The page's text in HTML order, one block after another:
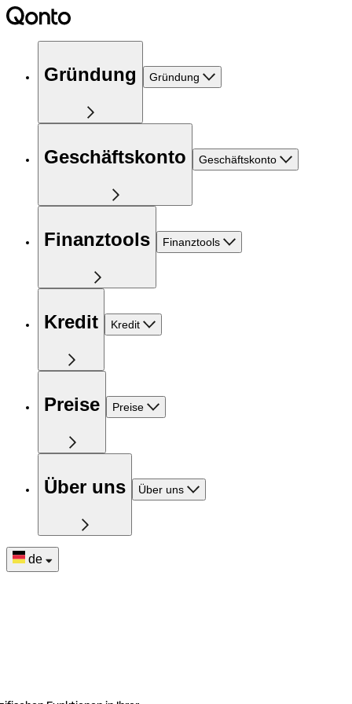
Gründung Gründung
Geschäftskonto Geschäftskonto
Finanztools Finanztools
Kredit Kredit
Preise Preise
Über uns Über uns
de